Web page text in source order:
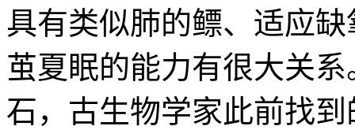
具有类似肺的鳔、适应
茧夏眠的能力有很大关
石，古生物学家此前找